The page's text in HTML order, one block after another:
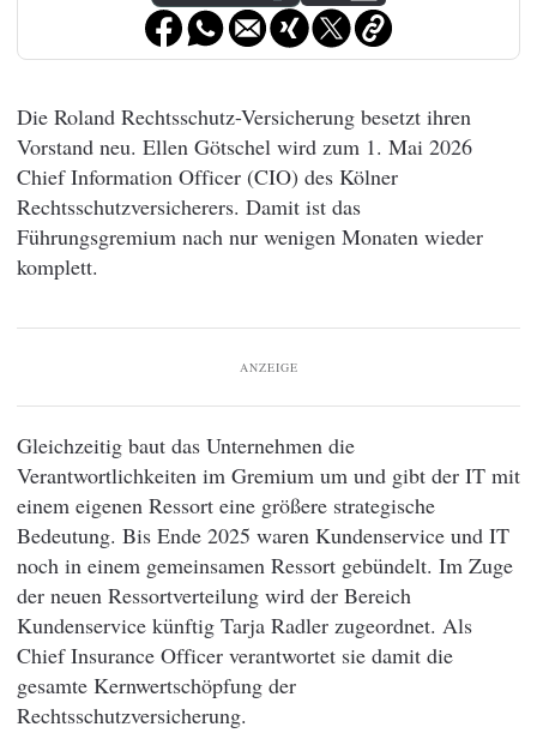
Die Roland Rechtsschutz-Versicherung besetzt ihren
Vorstand neu. Ellen Götschel wird zum 1. Mai 2026
Chief Information Officer (CIO) des Kölner
Rechtsschutzversicherers. Damit ist das
Führungsgremium nach nur wenigen Monaten wieder
komplett.
ANZEIGE
Gleichzeitig baut das Unternehmen die
Verantwortlichkeiten im Gremium um und gibt der IT mit
einem eigenen Ressort eine größere strategische
Bedeutung. Bis Ende 2025 waren Kundenservice und IT
noch in einem gemeinsamen Ressort gebündelt. Im Zuge
der neuen Ressortverteilung wird der Bereich
Kundenservice künftig Tarja Radler zugeordnet. Als
Chief Insurance Officer verantwortet sie damit die
gesamte Kernwertschöpfung der
Rechtsschutzversicherung.